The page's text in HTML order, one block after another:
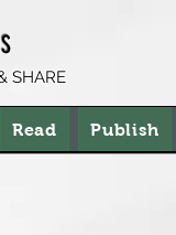
SHARE
Read Publish